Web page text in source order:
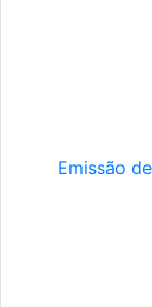
Emissão